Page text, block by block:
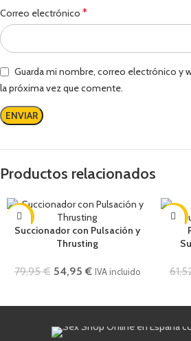
Correo electrónico *
Guarda mi nombre, correo electrónico y
la próxima vez que comente.
Productos relacionados
-31%
Succionador con Pulsación y
Thrusting
79,95€ 54,95€ IVA incluido
-42%